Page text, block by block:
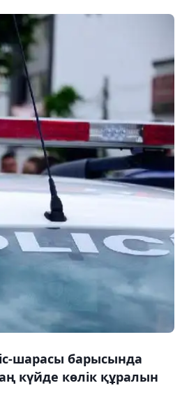
шарасы барысында
күйде көлік құралын